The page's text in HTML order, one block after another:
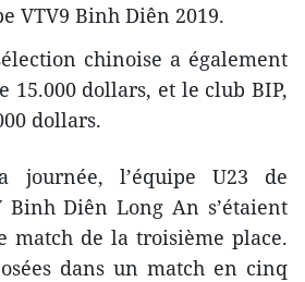
VTV9 Binh Diên 2019.
chinoise a également
15.000 dollars, et le club BIP,
dollars.
journée, l’équipe U23 de
Binh Diên Long An s’étaient
match de la troisième place.
dans un match en cinq